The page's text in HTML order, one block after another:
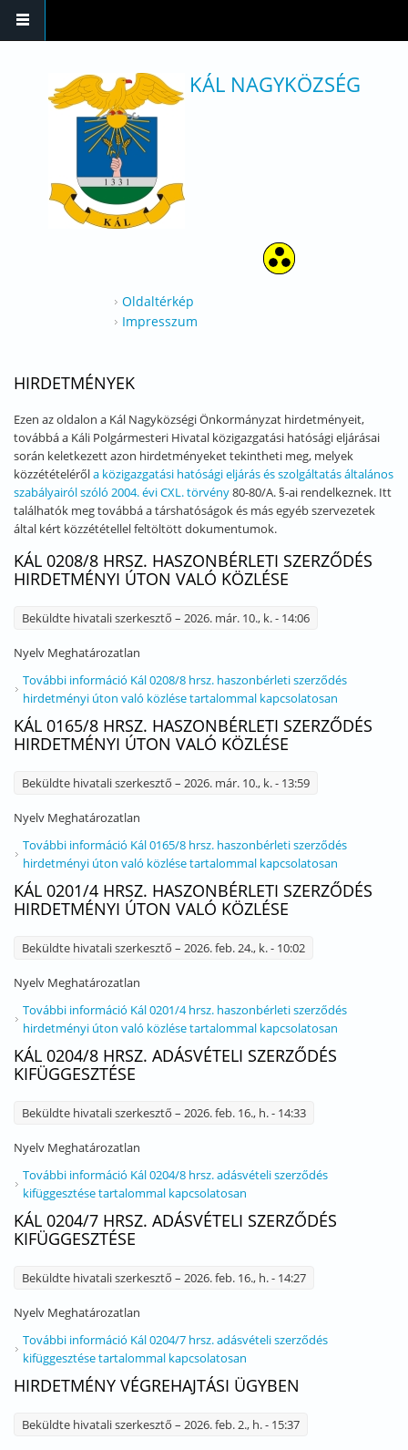
KÁL NAGYKÖZSÉG
Oldaltérkép
Impresszum
HIRDETMÉNYEK
Ezen az oldalon a Kál Nagyközségi Önkormányzat hirdetményeit,
továbbá a Káli Polgármesteri Hivatal közigazgatási hatósági eljárásai
során keletkezett azon hirdetményeket tekintheti meg, melyek
közzétételérőla közigazgatási hatósági eljárás és szolgáltatás általános
szabályairól szóló 2004. évi CXL. törvény80-80/A. §-ai rendelkeznek. Itt
találhatók meg továbbá a társhatóságok és más egyéb szervezetek
által kért közzététellel feltöltött dokumentumok.
KÁL 0208/8 HRSZ. HASZONBÉRLETI SZERZŐDÉS
HIRDETMÉNYI ÚTON VALÓ KÖZLÉSE
Beküldte hivatali szerkesztő – 2026. már. 10., k. - 14:06
Nyelv Meghatározatlan
További információ Kál 0208/8 hrsz. haszonbérleti szerződés
hirdetményi úton való közlése tartalommal kapcsolatosan
KÁL 0165/8 HRSZ. HASZONBÉRLETI SZERZŐDÉS
HIRDETMÉNYI ÚTON VALÓ KÖZLÉSE
Beküldte hivatali szerkesztő – 2026. már. 10., k. - 13:59
Nyelv Meghatározatlan
További információ Kál 0165/8 hrsz. haszonbérleti szerződés
hirdetményi úton való közlése tartalommal kapcsolatosan
KÁL 0201/4 HRSZ. HASZONBÉRLETI SZERZŐDÉS
HIRDETMÉNYI ÚTON VALÓ KÖZLÉSE
Beküldte hivatali szerkesztő – 2026. feb. 24., k. - 10:02
Nyelv Meghatározatlan
További információ Kál 0201/4 hrsz. haszonbérleti szerződés
hirdetményi úton való közlése tartalommal kapcsolatosan
KÁL 0204/8 HRSZ. ADÁSVÉTELI SZERZŐDÉS
KIFÜGGESZTÉSE
Beküldte hivatali szerkesztő – 2026. feb. 16., h. - 14:33
Nyelv Meghatározatlan
További információ Kál 0204/8 hrsz. adásvételi szerződés
kifüggesztése tartalommal kapcsolatosan
KÁL 0204/7 HRSZ. ADÁSVÉTELI SZERZŐDÉS
KIFÜGGESZTÉSE
Beküldte hivatali szerkesztő – 2026. feb. 16., h. - 14:27
Nyelv Meghatározatlan
További információ Kál 0204/7 hrsz. adásvételi szerződés
kifüggesztése tartalommal kapcsolatosan
HIRDETMÉNY VÉGREHAJTÁSI ÜGYBEN
Beküldte hivatali szerkesztő – 2026. feb. 2., h. - 15:37